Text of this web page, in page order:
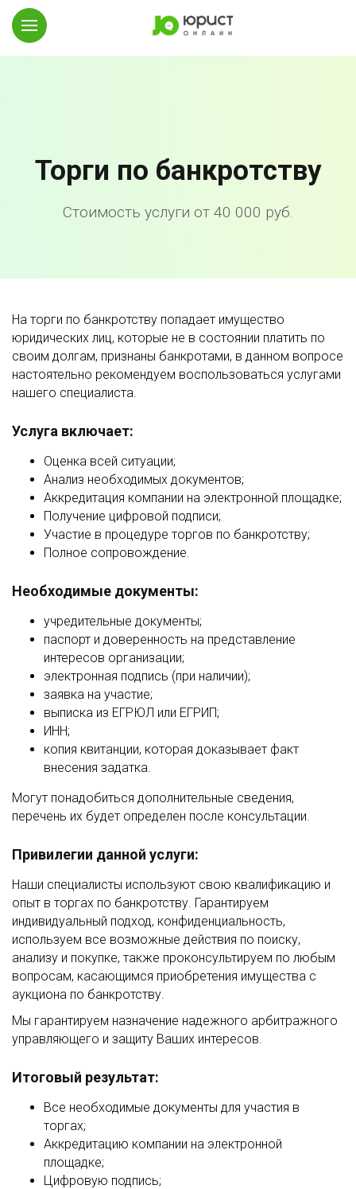
Торги по банкротству
Стоимость услуги от 40 000 руб.
На торги по банкротству попадает имущество
юридических лиц, которые не в состоянии платить по
своим долгам, признаны банкротами, в данном вопросе
настоятельно рекомендуем воспользоваться услугами
нашего специалиста.
Услуга включает:
Оценка всей ситуации;
Анализ необходимых документов;
Аккредитация компании на электронной площадке;
Получение цифровой подписи;
Участие в процедуре торгов по банкротству;
Полное сопровождение.
Необходимые документы:
учредительные документы;
паспорт и доверенность на представление
интересов организации;
электронная подпись (при наличии);
заявка на участие;
выписка из ЕГРЮЛ или ЕГРИП;
ИНН;
копия квитанции, которая доказывает факт
внесения задатка.
Могут понадобиться дополнительные сведения,
перечень их будет определен после консультации.
Привилегии данной услуги:
Наши специалисты используют свою квалификацию и
опыт в торгах по банкротству. Гарантируем
индивидуальный подход, конфиденциальность,
используем все возможные действия по поиску,
анализу и покупке, также проконсультируем по любым
вопросам, касающимся приобретения имущества с
аукциона по банкротству.
Мы гарантируем назначение надежного арбитражного
управляющего и защиту Ваших интересов.
Итоговый результат:
Все необходимые документы для участия в
торгах;
Аккредитацию компании на электронной
площадке;
Цифровую подпись;